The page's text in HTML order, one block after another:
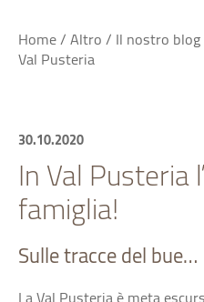
Home/Altro/ Il nostro blog
Val Pusteria
30.10.2020
In Val Pusteria
famiglia!
Sulle tracce del bue…